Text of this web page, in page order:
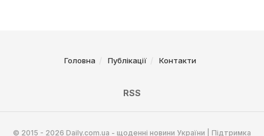
Головна Публікації Контакти
RSS
© 2015 - 2026 Daily.com.ua - щоденні новини України | Підтримка